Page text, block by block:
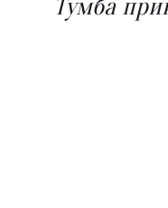
Тумба